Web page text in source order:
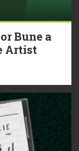
Bune a
Artist